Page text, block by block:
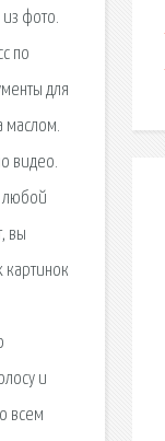
фото.
по
для
маслом.
видео.
любой
вы
и
всем